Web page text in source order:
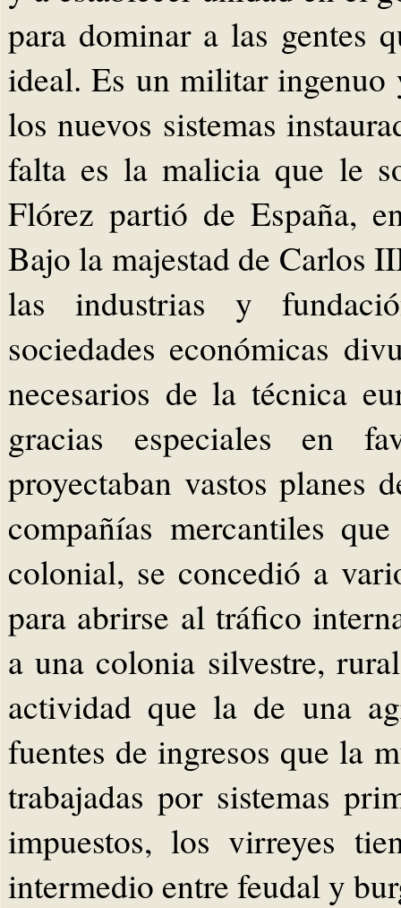
para dominar a las gentes
ideal. Es un militar
los nuevos sistemas
falta es la malicia que le
Flórez partió de España,
Bajo la majestad de Carlos
las industrias y
sociedades económicas
necesarios de la técnica
gracias especiales en
proyectaban vastos planes
compañías mercantiles
colonial, se concedió a
para abrirse al tráfico
a una colonia silvestre,
actividad que la de una
fuentes de ingresos que la
trabajadas por sistemas
impuestos, los virreyes
intermedio entre feudal y